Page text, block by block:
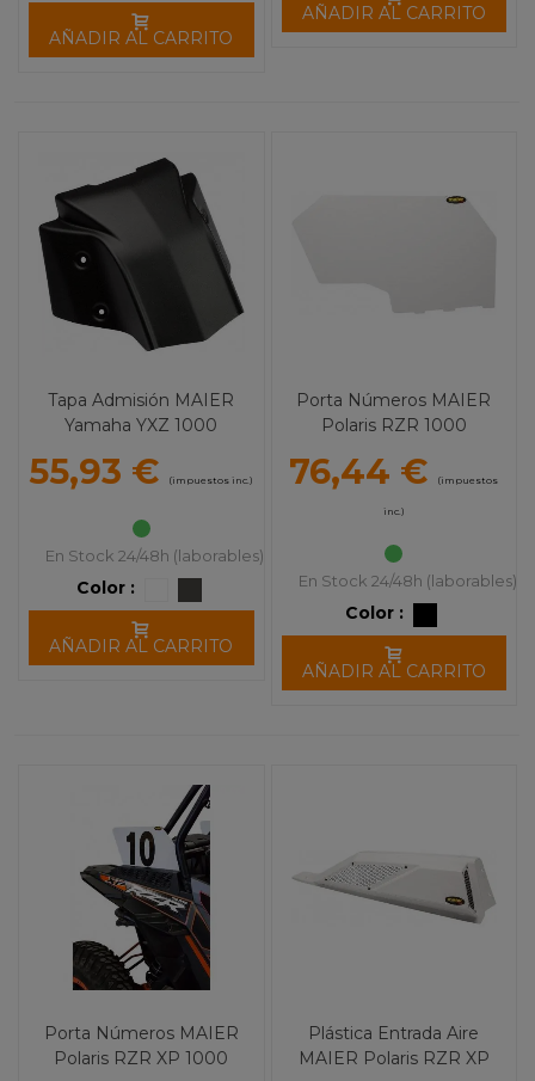
AÑADIR AL CARRITO
AÑADIR AL CARRITO
Tapa Admisión MAIER
Yamaha YXZ 1000
55,93 € (impuestos inc.)
En Stock 24/48h (laborables)
Color :
AÑADIR AL CARRITO
Porta Números MAIER
Polaris RZR 1000
76,44 € (impuestos
inc.)
En Stock 24/48h (laborables)
Color :
AÑADIR AL CARRITO
Porta Números MAIER
Polaris RZR XP 1000
Plástica Entrada Aire
MAIER Polaris RZR XP